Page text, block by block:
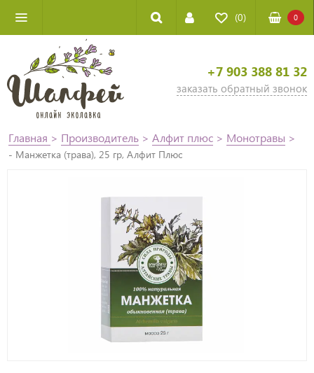
(0) 0
+7 903 388 81 32
заказать обратный звонок
Главная > Производитель > Алфит плюс > Монотравы >
- Манжетка (трава), 25 гр, Алфит Плюс